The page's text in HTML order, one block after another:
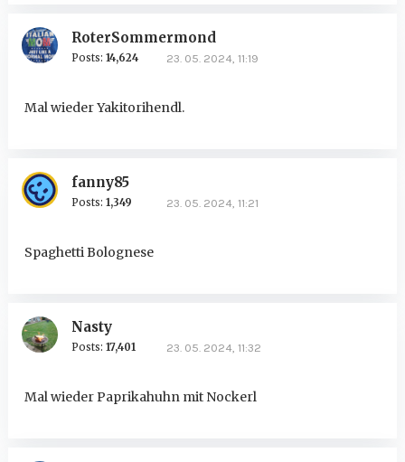
RoterSommermond
Posts: 14,624 23. 05. 2024, 11:19
Mal wieder Yakitorihendl.
fanny85
Posts: 1,349 23. 05. 2024, 11:21
Spaghetti Bolognese
Nasty
Posts: 17,401 23. 05. 2024, 11:32
Mal wieder Paprikahuhn mit Nockerl